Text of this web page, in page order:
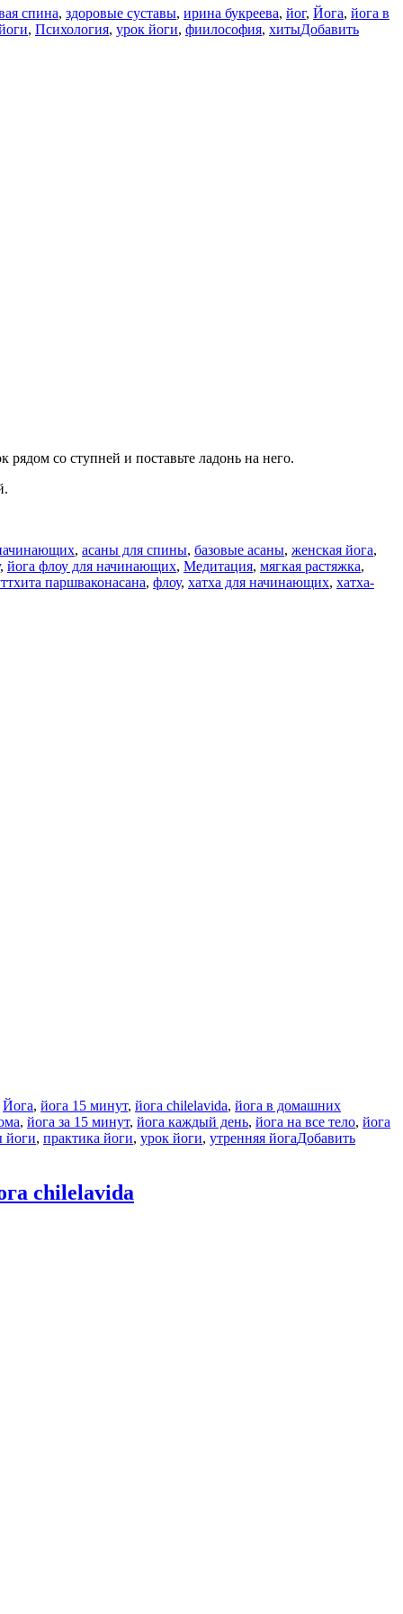
спина, здоровые суставы, ирина букреева, йог, Йога, йога в
, Психология, урок йоги, фиилософия, хитыДобавить
рядом со ступней и поставьте ладонь на него.
, асаны для спины, базовые асаны, женская йога,
, йога флоу для начинающих, Медитация, мягкая растяжка,
паршваконасана, флоу, хатха для начинающих, хатха-
Йога, йога 15 минут, йога chilelavida, йога в домашних
, йога за 15 минут, йога каждый день, йога на все тело, йога
йоги, практика йоги, урок йоги, утренняя йогаДобавить
chilelavida